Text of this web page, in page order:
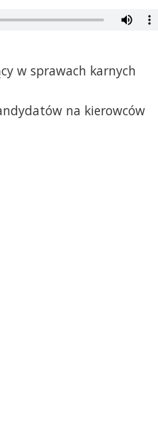
w sprawach karnych
na kierowców